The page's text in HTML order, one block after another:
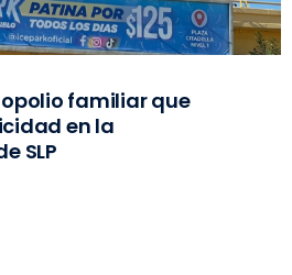
familiar que
en la
SLP